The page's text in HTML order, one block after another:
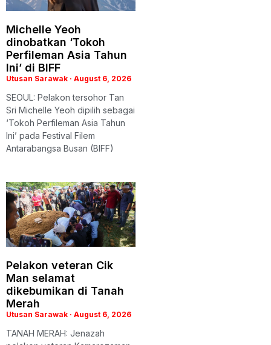
Michelle Yeoh
dinobatkan ‘Tokoh
Perfileman Asia Tahun
Ini’ di BIFF
Utusan Sarawak August 6, 2026
SEOUL: Pelakon tersohor Tan
Sri Michelle Yeoh dipilih sebagai
‘Tokoh Perfileman Asia Tahun
Ini’ pada Festival Filem
Antarabangsa Busan (BIFF)
Pelakon veteran Cik
Man selamat
dikebumikan di Tanah
Merah
Utusan Sarawak August 6, 2026
TANAH MERAH: Jenazah